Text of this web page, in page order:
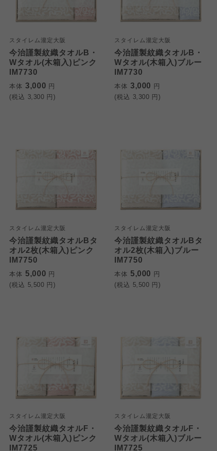
スタイレム瀧定大阪
今治謹製紋織タオルB・
Wタオル(木箱入)ピンク
IM7730
本体 3,000 円
(税込 3,300 円)
スタイレム瀧定大阪
今治謹製紋織タオルB・
Wタオル(木箱入)ブルー
IM7730
本体 3,000 円
(税込 3,300 円)
スタイレム瀧定大阪
今治謹製紋織タオルBタ
オル2枚(木箱入)ピンク
IM7750
本体 5,000 円
(税込 5,500 円)
スタイレム瀧定大阪
今治謹製紋織タオルBタ
オル2枚(木箱入)ブルー
IM7750
本体 5,000 円
(税込 5,500 円)
スタイレム瀧定大阪
今治謹製紋織タオルF・
Wタオル(木箱入)ピンク
IM7725
スタイレム瀧定大阪
今治謹製紋織タオルF・
Wタオル(木箱入)ブルー
IM7725